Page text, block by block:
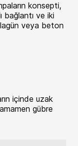
konsepti,
bağlantı ve iki
veya beton
içinde uzak
gübre